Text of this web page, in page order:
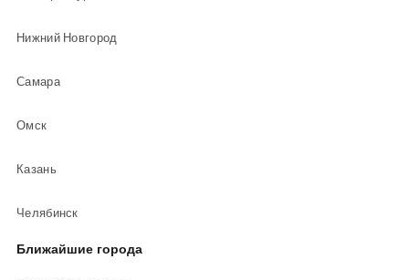
Нижний Новгород
Самара
Омск
Казань
Челябинск
Ближайшие города